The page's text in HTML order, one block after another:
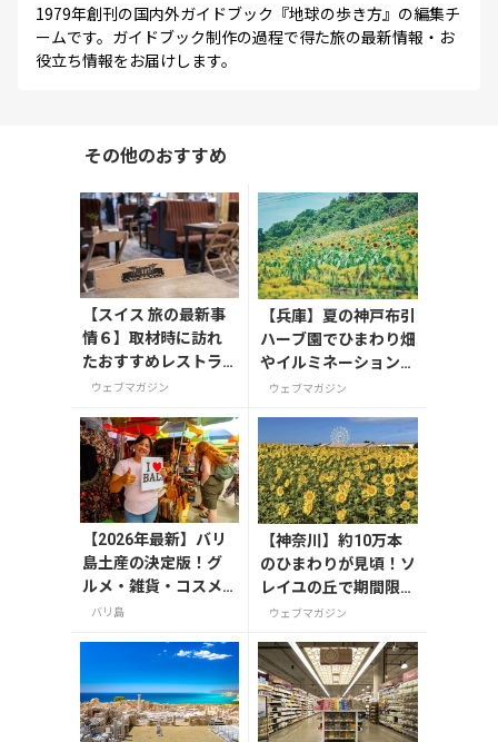
1979年創刊の国内外ガイドブック『地球の歩き方』の編集チ
ームです。ガイドブック制作の過程で得た旅の最新情報・お
役立ち情報をお届けします。
その他のおすすめ
【スイス 旅の最新事
情６】取材時に訪れ
たおすすめレストラ
ン5選
ウェブマガジン
【兵庫】夏の神戸布引
ハーブ園でひまわり畑
やイルミネーションを
満喫！「GARDEN FES
ウェブマガジン
【2026年最新】バリ
島土産の決定版！グ
ルメ・雑貨・コスメ
のおすすめ20選
バリ島
【神奈川】約10万本
のひまわりが見頃！ソ
レイユの丘で期間限定
「ひまわりグルメ」を
ウェブマガジン